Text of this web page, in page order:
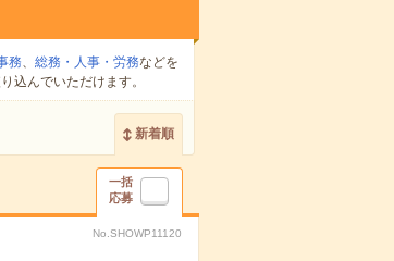
務、 総務・人事・労務などを
込んでいただけます。
新着順
一括
応募
No.SHOWP11120